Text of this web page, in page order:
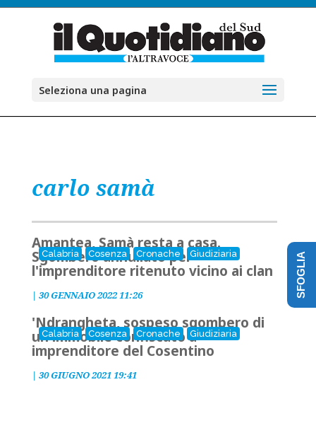
Seleziona una pagina
carlo samà
Calabria Cosenza Cronache Giudiziaria
Amantea, Samà resta a casa.
Sgombero annullato per
l'imprenditore ritenuto vicino ai clan
| 30 GENNAIO 2022 11:26
Calabria Cosenza Cronache Giudiziaria
'Ndrangheta, sospeso sgombero di
un immobile confiscato a
imprenditore del Cosentino
| 30 GIUGNO 2021 19:41
SFOGLIA